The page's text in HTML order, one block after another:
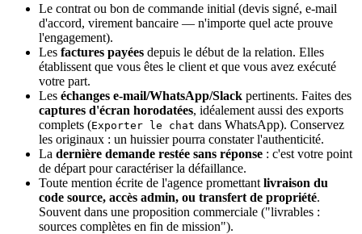
Le contrat ou bon de commande initial (devis signé, e-mail
d'accord, virement bancaire — n'importe quel acte prouve
l'engagement).
Les factures payées depuis le début de la relation. Elles
établissent que vous êtes le client et que vous avez exécuté
votre part.
Les échanges e-mail/WhatsApp/Slack pertinents. Faites des
captures d'écran horodatées, idéalement aussi des exports
complets (Exporter le chat dans WhatsApp). Conservez
les originaux : un huissier pourra constater l'authenticité.
La dernière demande restée sans réponse : c'est votre point
de départ pour caractériser la défaillance.
Toute mention écrite de l'agence promettant livraison du
code source, accès admin, ou transfert de propriété.
Souvent dans une proposition commerciale ("livrables :
sources complètes en fin de mission").